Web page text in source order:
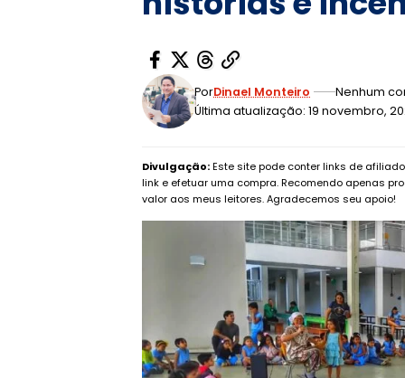
Última atualização: 19 novembro,
PorDinael Monteiro Nenhum
Divulgação:Este site pode conter links de
link e efetuar uma compra. Recomendo apenas
valor aos meus leitores. Agradecemos seu apoio!